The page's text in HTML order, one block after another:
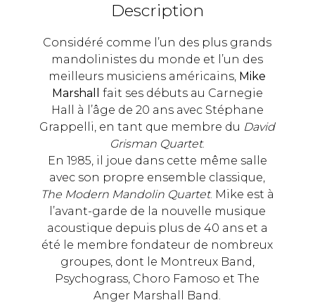
Description
Considéré comme l’un des plus grands
mandolinistes du monde et l’un des
meilleurs musiciens américains, Mike
Marshall
fait ses débuts au Carnegie
Hall à l’âge de 20 ans avec Stéphane
Grappelli, en tant que membre du David
Grisman Quartet.
En 1985, il joue dans cette même salle
avec son propre ensemble classique,
The Modern Mandolin Quartet. Mike est à
l’avant-garde de la nouvelle musique
acoustique depuis plus de 40 ans et a
été le membre fondateur de nombreux
groupes, dont le Montreux Band,
Psychograss, Choro Famoso et The
Anger Marshall Band.